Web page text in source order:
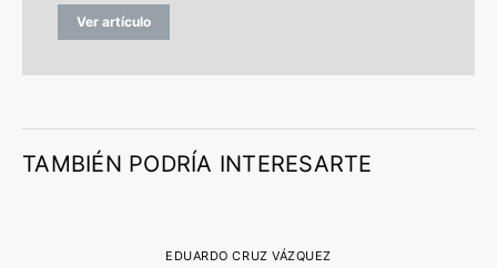
Ver artículo
TAMBIÉN PODRÍA INTERESARTE
EDUARDO CRUZ VÁZQUEZ